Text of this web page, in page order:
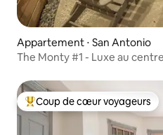
Appartement ⋅ San Antonio
The Monty #1 - Luxe au
Coups de cœur voyageurs les
Coup de cœur voyageurs